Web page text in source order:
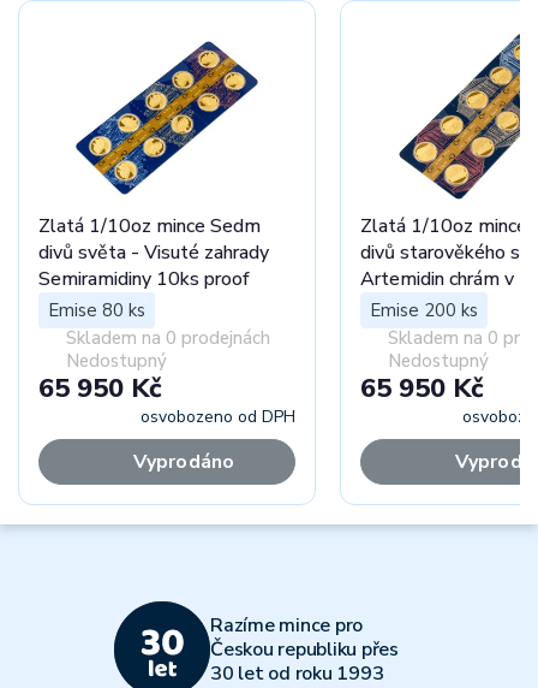
Zlatá 1/10oz mince Sedm
divů světa - Visuté zahrady
Semiramidiny 10ks proof
Emise 80 ks
Skladem na 0 prodejnách
Nedostupný
65 950 Kč
osvobozeno od DPH
Vyprodáno
Zlatá 1/10oz mince
divů starověkého
Artemidin chrám v
proof
Emise 200 ks
Skladem na 0
Nedostupný
65 950 Kč
Razíme mince pro
Českou republiku přes
30 let od roku 1993